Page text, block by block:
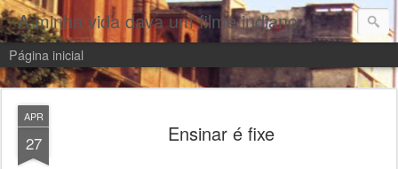
A minha vida dava um filme indiano
Página inicial
APR
27 Ensinar é fixe